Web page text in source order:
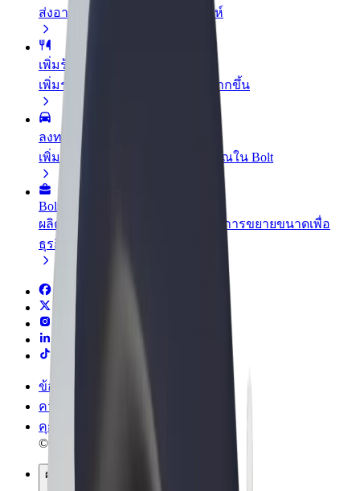
ส่งอาหารและรับรายได้ทุกสัปดาห์
เพิ่มร้านอาหารหรือร้านค้า
เพิ่มรายได้ด้วยการเข้าถึงลูกค้ามากขึ้น
ลงทะเบียนเป็นเจ้าของฟลีท
เพิ่มรายได้ด้วยการเพิ่มฟลีทของคุณใน Bolt
Bolt for Business
ผลิตภัณฑ์และบริการของ Bolt ที่มีการขยายขนาดเพื่อ
ธุรกิจของคุณ
ข้อกำหนด และเงื่อนไข
ความเป็นส่วนตัว
คุกกี้
© 2026 Bolt Technology OÜ
ผลิตภัณฑ์